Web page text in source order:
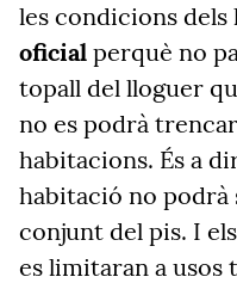
les condicions dels
oficial perquè no
topall del lloguer
no es podrà
habitacions. És a
habitació no podrà
conjunt del pis. I
es limitaran a